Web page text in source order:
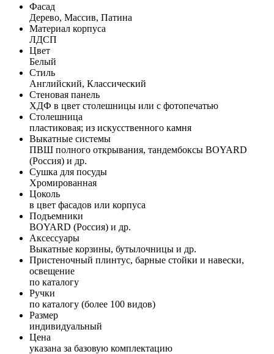
Фасад
Дерево, Массив, Патина
Материал корпуса
ЛДСП
Цвет
Белый
Стиль
Английский, Классический
Стеновая панель
ХДФ в цвет столешницы или с фотопечатью
Столешница
пластиковая; из искусственного камня
Выкатные системы
ПВШ полного открывания, тандембоксы BOYARD
(Россия) и др.
Сушка для посуды
Хромированная
Цоколь
в цвет фасадов или корпуса
Подъемники
BOYARD (Россия) и др.
Аксессуары
Выкатные корзины, бутылочницы и др.
Пристеночный плинтус, барные стойки и навески,
освещение
по каталогу
Ручки
по каталогу (более 100 видов)
Размер
индивидуальный
Цена
указана за базовую комплектацию